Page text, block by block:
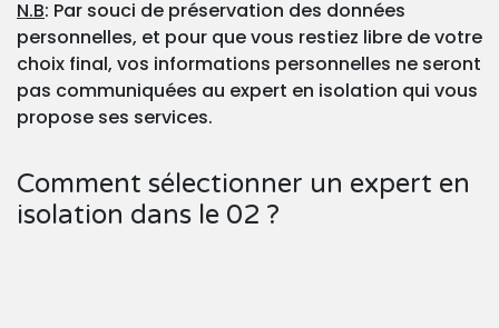
N.B: Par souci de préservation des données
personnelles, et pour que vous restiez libre de votre
choix final, vos informations personnelles ne seront
pas communiquées au expert en isolation qui vous
propose ses services.
Comment sélectionner un expert en
isolation dans le 02 ?